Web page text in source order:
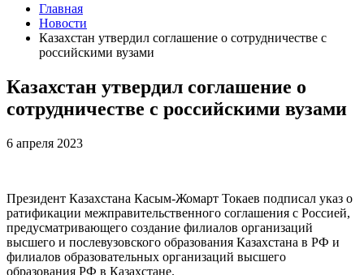
Главная
Новости
Казахстан утвердил соглашение о сотрудничестве с
российскими вузами
Казахстан утвердил соглашение о
сотрудничестве с российскими вузами
6 апреля 2023
Президент Казахстана Касым-Жомарт Токаев подписал указ о
ратификации межправительственного соглашения с Россией,
предусматривающего создание филиалов организаций
высшего и послевузовского образования Казахстана в РФ и
филиалов образовательных организаций высшего
образования РФ в Казахстане.